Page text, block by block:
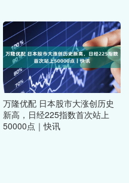
万隆优配 日本股市大涨创历史
新高，日经225指数首次站上
50000点｜快讯